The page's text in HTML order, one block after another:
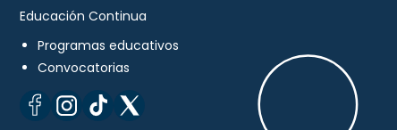
Educación Continua
Programas educativos
Convocatorias